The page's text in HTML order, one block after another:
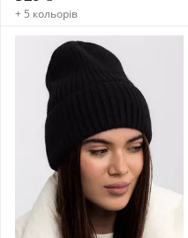
+ 5 кольорів